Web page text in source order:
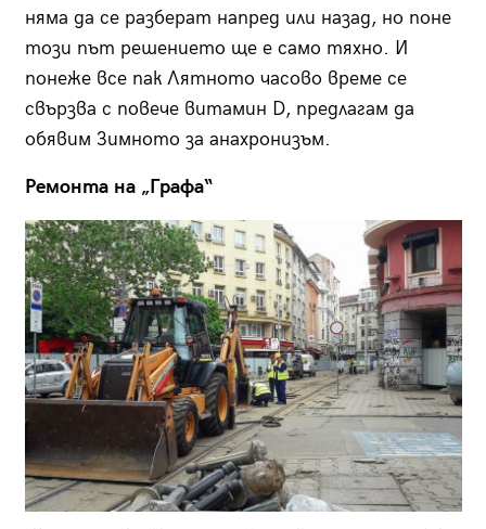
няма да се разберат напред или назад, но поне
този път решението ще е само тяхно. И
понеже все пак Лятното часово време се
свързва с повече витамин D, предлагам да
обявим Зимното за анахронизъм.
Ремонта на „Графа“